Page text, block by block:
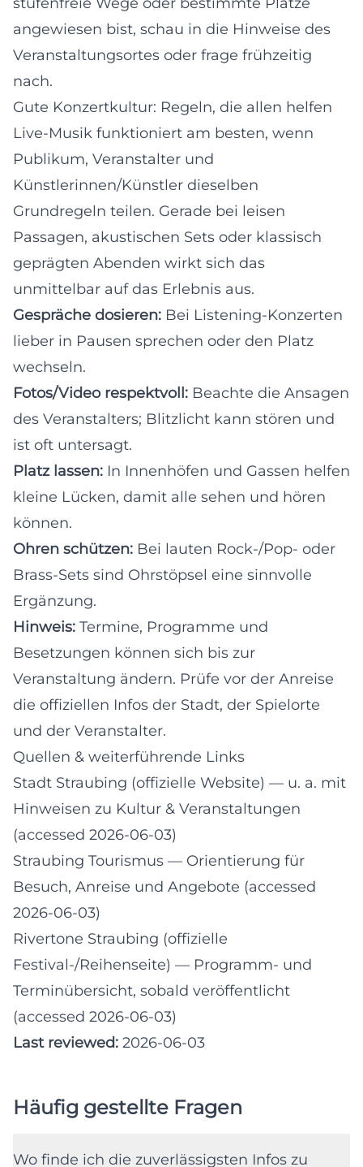
angewiesen bist, schau in die Hinweise des
Veranstaltungsortes oder frage frühzeitig
nach.
Gute Konzertkultur: Regeln, die allen helfen
Live-Musik funktioniert am besten, wenn
Publikum, Veranstalter und
Künstlerinnen/Künstler dieselben
Grundregeln teilen. Gerade bei leisen
Passagen, akustischen Sets oder klassisch
geprägten Abenden wirkt sich das
unmittelbar auf das Erlebnis aus.
Gespräche dosieren: Bei Listening-Konzerten
lieber in Pausen sprechen oder den Platz
wechseln.
Fotos/Video respektvoll: Beachte die Ansagen
des Veranstalters; Blitzlicht kann stören und
ist oft untersagt.
Platz lassen: In Innenhöfen und Gassen helfen
kleine Lücken, damit alle sehen und hören
können.
Ohren schützen: Bei lauten Rock-/Pop- oder
Brass-Sets sind Ohrstöpsel eine sinnvolle
Ergänzung.
Hinweis: Termine, Programme und
Besetzungen können sich bis zur
Veranstaltung ändern. Prüfe vor der Anreise
die offiziellen Infos der Stadt, der Spielorte
und der Veranstalter.
Quellen & weiterführende Links
Stadt Straubing (offizielle Website) — u. a. mit
Hinweisen zu Kultur & Veranstaltungen
(accessed 2026-06-03)
Straubing Tourismus — Orientierung für
Besuch, Anreise und Angebote (accessed
2026-06-03)
Rivertone Straubing (offizielle
Festival-/Reihenseite) — Programm- und
Terminübersicht, sobald veröffentlicht
(accessed 2026-06-03)
Last reviewed: 2026-06-03
Häufig gestellte Fragen
Wo finde ich die zuverlässigsten Infos zu